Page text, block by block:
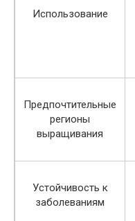
Использование
Предпочтительные
регионы
выращивания
Устойчивость к
заболеваниям